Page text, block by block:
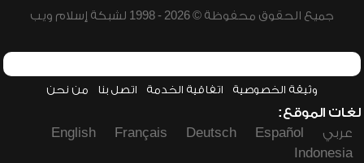
جميع الحقوق محفوظة © 2026 - 1998 لشبكة إسلام ويب
وثيقة الخصوصية اتفاقية الخدمة اتصل بنا من نحن
لغات الموقع:
عربي
Español
Deutsch
Français
English
Indonesia